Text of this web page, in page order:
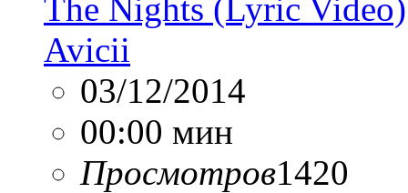
The Nights (Lyric Video)
Avicii
03/12/2014
00:00 мин
Просмотров1420